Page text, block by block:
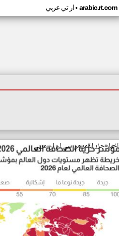
ار تي عربي• arabic.rt.com
اخبار جزر القمر من سي ان ان عربي